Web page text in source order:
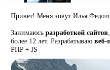
Привет! Меня зовут Илья
Занимаюсьразработкой сайтов
более 12 лет. Разрабатываювеб-
PHP + JS